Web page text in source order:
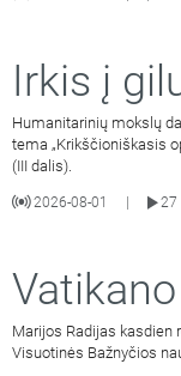
Irkis į
Humanitarinių mokslų
tema „Krikščioniškasis
(III dalis).
2026-08-01
27
Marijos Radijas kasdien
Visuotinės Bažnyčios